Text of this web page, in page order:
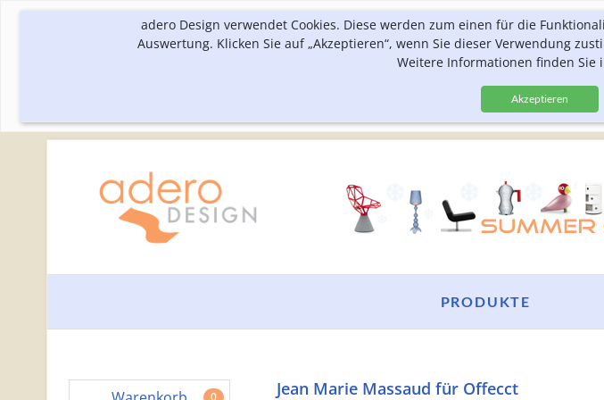
adero Design verwendet Cookies. Diese werden zum einen für die
Auswertung. Klicken Sie auf „Akzeptieren“, wenn Sie dieser Verwendung
Weitere Informationen finden Sie
Akzeptieren
PRODUKTE
Jean Marie Massaud für Offecct